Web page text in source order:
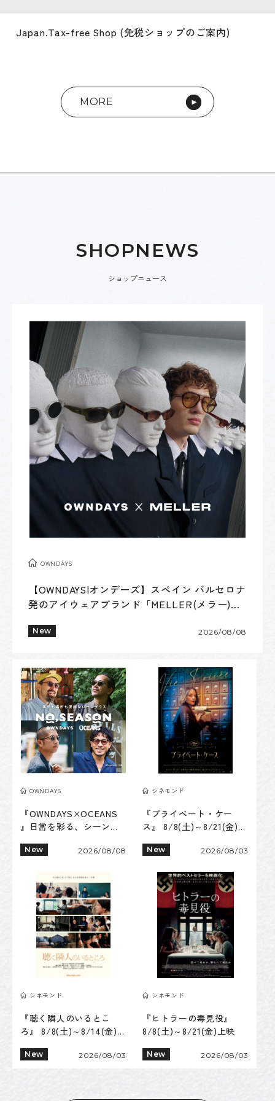
Japan.Tax-free Shop (免税ショップのご案内)
MORE
SHOPN EWS
ショップニュース
OWNDAYS
【OWNDAYS|オンデーズ】スペイン バルセロナ
発のアイウェアブランド「MELLER(メラー)」
で若年層から注目
New 2026/08/08
OWNDAYS
『OWNDAYS×OCEANS
』日常を彩る、シーンレ
ョン
New 2026/08/08
シネモンド
『プライベート・ケー
ス』 8/8(土)～8/21(金)上
New 2026/08/03
シネモンド
『聴く隣人のいるとこ
ろ』 8/8(土)～8/14(金)上
New 2026/08/03
シネモンド
『ヒトラーの毒見役』
8/8(土)～8/21(金)上映
New 2026/08/03